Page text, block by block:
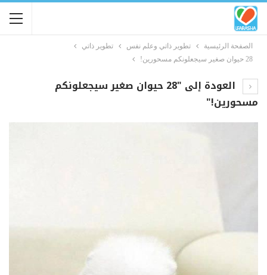
الصفحة الرئيسية تطوير ذاتي وعلم نفس
تطوير ذاتي
28 حيوان صغير سيجعلونكم مسحورين!
العودة إلى "28 حيوان صغير سيجعلونكم
مسحورين!"